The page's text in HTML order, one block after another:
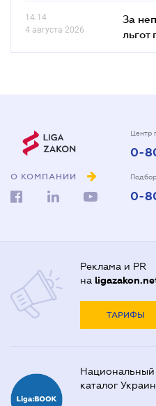
14.14
4 августа 2026
За
О КОМПАНИИ
Центр
0-
0-
Реклама и PR
на
ТАРИФЫ
каталог